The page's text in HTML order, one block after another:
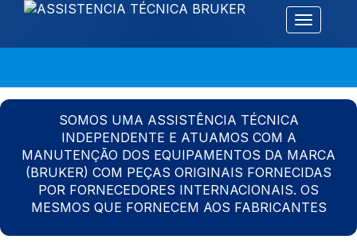
Alternar
SOMOS UMA ASSISTÊNCIA TÉCNICA
INDEPENDENTE E ATUAMOS COM A
MANUTENÇÃO DOS EQUIPAMENTOS DA MARCA
(BRUKER) COM PEÇAS ORIGINAIS FORNECIDAS
POR FORNECEDORES INTERNACIONAIS. OS
MESMOS QUE FORNECEM AOS FABRICANTES